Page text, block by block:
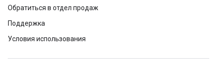
Обратиться в отдел продаж
Поддержка
Условия использования